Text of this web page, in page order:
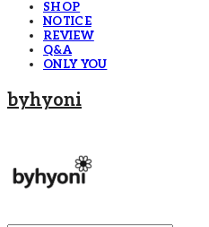
SHOP
NOTICE
REVIEW
Q&A
ONLY YOU
byhyoni